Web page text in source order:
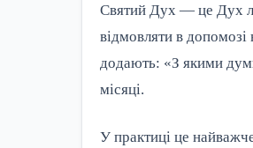
Святий Дух — це Дух
відмовляти в
додають: «З якими
місяці.
У практиці це